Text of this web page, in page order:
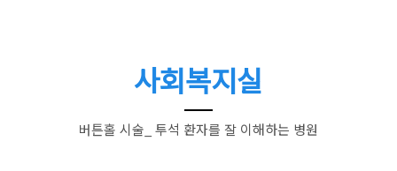
사회복지실
버튼홀 시술_ 투석 환자를 잘 이해하는 병원